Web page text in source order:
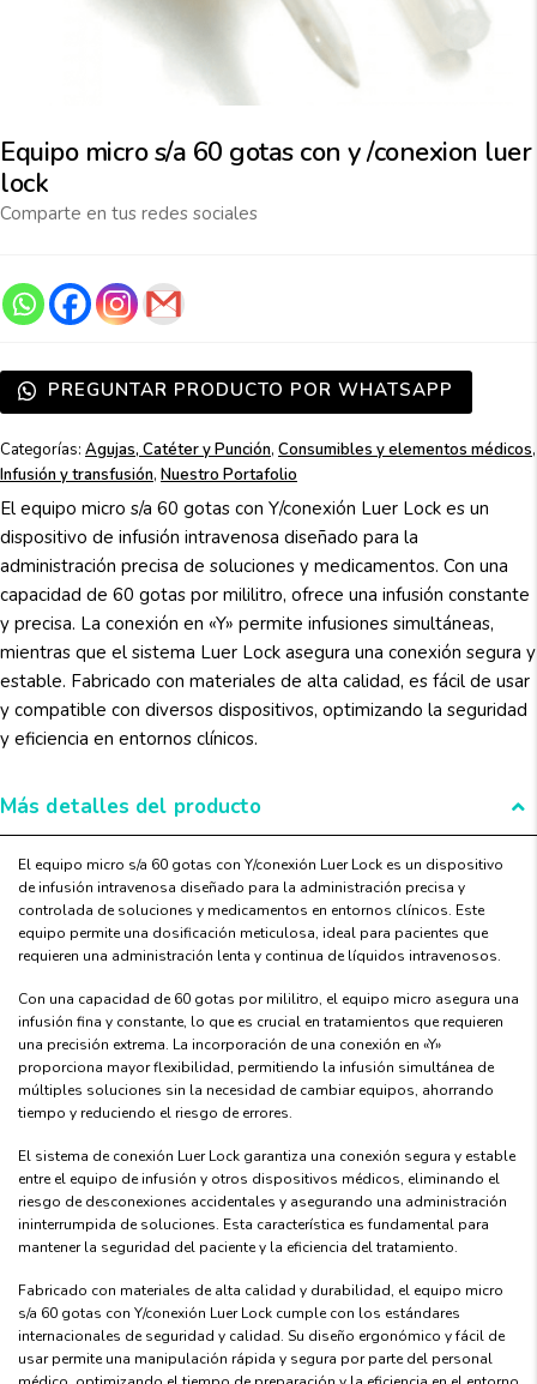
Equipo micro s/a 60 gotas con y /conexion luer
lock
Comparte en tus redes sociales
PREGUNTAR PRODUCTO POR WHATSAPP
Categorías: Agujas, Catéter y Punción, Consumibles y elementos médicos,
Infusión y transfusión, Nuestro Portafolio
El equipo micro s/a 60 gotas con Y/conexión Luer Lock es un
dispositivo de infusión intravenosa diseñado para la
administración precisa de soluciones y medicamentos. Con una
capacidad de 60 gotas por mililitro, ofrece una infusión constante
y precisa. La conexión en «Y» permite infusiones simultáneas,
mientras que el sistema Luer Lock asegura una conexión segura y
estable. Fabricado con materiales de alta calidad, es fácil de usar
y compatible con diversos dispositivos, optimizando la seguridad
y eficiencia en entornos clínicos.
Más detalles del producto
El equipo micro s/a 60 gotas con Y/conexión Luer Lock es un dispositivo
de infusión intravenosa diseñado para la administración precisa y
controlada de soluciones y medicamentos en entornos clínicos. Este
equipo permite una dosificación meticulosa, ideal para pacientes que
requieren una administración lenta y continua de líquidos intravenosos.
Con una capacidad de 60 gotas por mililitro, el equipo micro asegura una
infusión fina y constante, lo que es crucial en tratamientos que requieren
una precisión extrema. La incorporación de una conexión en «Y»
proporciona mayor flexibilidad, permitiendo la infusión simultánea de
múltiples soluciones sin la necesidad de cambiar equipos, ahorrando
tiempo y reduciendo el riesgo de errores.
El sistema de conexión Luer Lock garantiza una conexión segura y estable
entre el equipo de infusión y otros dispositivos médicos, eliminando el
riesgo de desconexiones accidentales y asegurando una administración
ininterrumpida de soluciones. Esta característica es fundamental para
mantener la seguridad del paciente y la eficiencia del tratamiento.
Fabricado con materiales de alta calidad y durabilidad, el equipo micro
s/a 60 gotas con Y/conexión Luer Lock cumple con los estándares
internacionales de seguridad y calidad. Su diseño ergonómico y fácil de
usar permite una manipulación rápida y segura por parte del personal